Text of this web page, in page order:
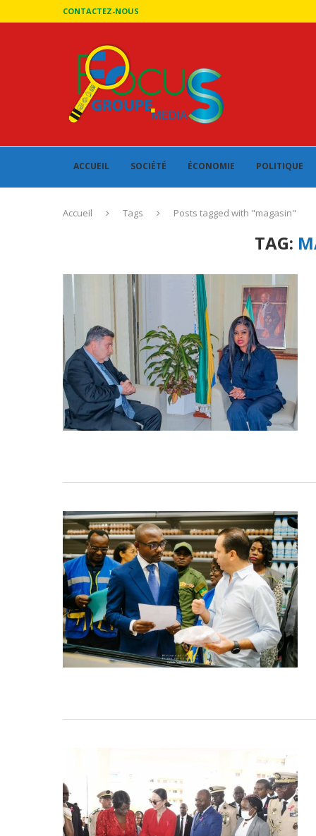
CONTACTEZ-NOUS
ACCUEIL SOCIÉTÉ ÉCONOMIE POLITIQUE
Accueil Tags Posts tagged with "magasin"
TAG: